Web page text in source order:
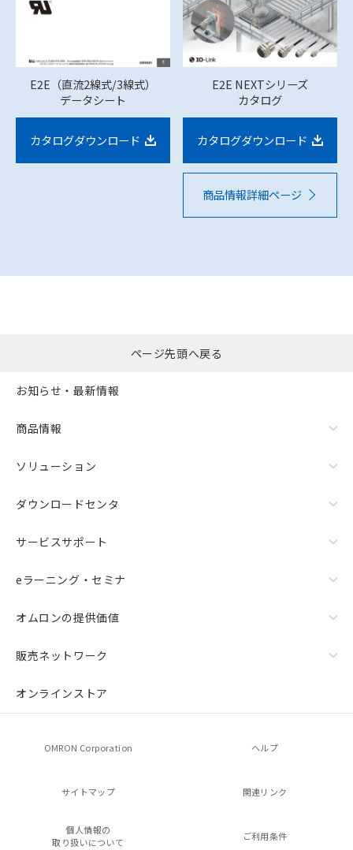
E2E（直流2線式/3線式）
データシート
カタログダウンロード
E2E NEXTシリーズ
カタログ
カタログダウンロード
商品情報詳細ページ
ページ先頭へ戻る
お知らせ・最新情報
商品情報
ソリューション
ダウンロードセンタ
サービスサポート
eラーニング・セミナ
オムロンの提供価値
販売ネットワーク
オンラインストア
OMRON Corporation ヘルプ
サイトマップ 関連リンク
個人情報の
取り扱いについて
ご利用条件